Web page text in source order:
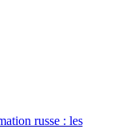
russe : les